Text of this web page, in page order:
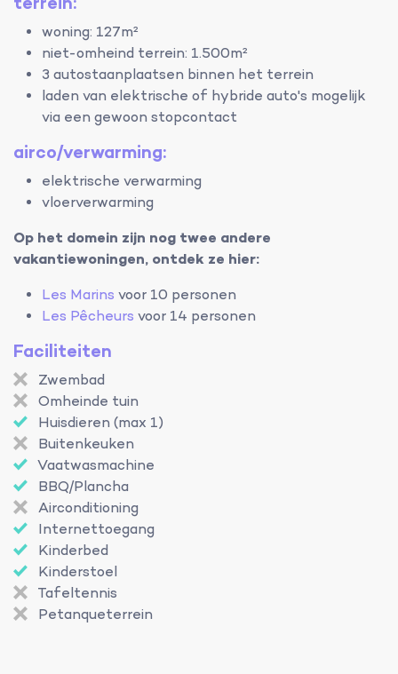
woning: 127m²
niet-omheind terrein: 1.500m²
3 autostaanplaatsen binnen het terrein
laden van elektrische of hybride auto's mogelijk
via een gewoon stopcontact
airco/verwarming:
elektrische verwarming
vloerverwarming
Op het domein zijn nog twee andere
vakantiewoningen, ontdek ze hier:
Les Marins voor 10 personen
Les Pêcheurs voor 14 personen
Faciliteiten
Zwembad
Omheinde tuin
Huisdieren (max 1)
Buitenkeuken
Vaatwasmachine
BBQ/Plancha
Airconditioning
Internettoegang
Kinderbed
Kinderstoel
Tafeltennis
Petanqueterrein